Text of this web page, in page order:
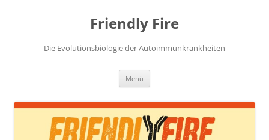
Friendly Fire
Die Evolutionsbiologie der Autoimmunkrankheiten
Menü